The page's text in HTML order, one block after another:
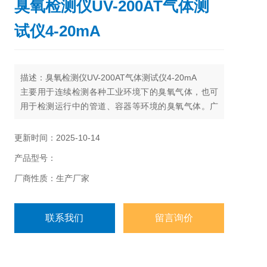
臭氧检测仪UV-200AT气体测
试仪4-20mA
描述：臭氧检测仪UV-200AT气体测试仪4-20mA
主要用于连续检测各种工业环境下的臭氧气体，也可
用于检测运行中的管道、容器等环境的臭氧气体。广
氧发生器出口浓度和臭氧发生器产量测量。
更新时间：2025-10-14
产品型号：
厂商性质：生产厂家
联系我们 留言询价